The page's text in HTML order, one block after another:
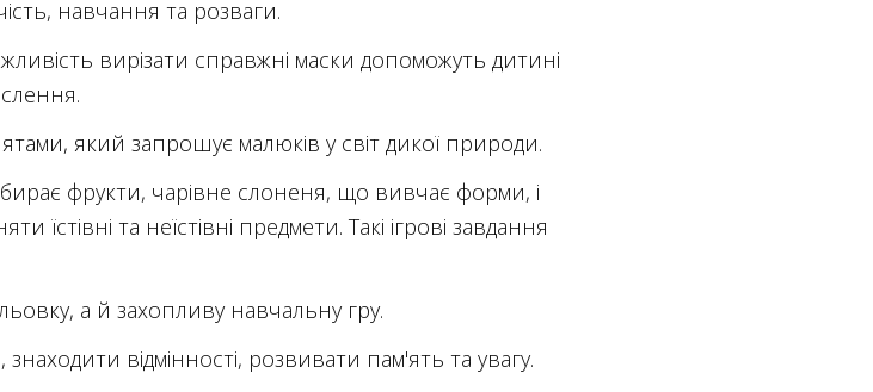
навчання та розваги.
вирізати справжні маски допоможуть дитині
який запрошує малюків у світ дикої природи.
фрукти, чарівне слоненя, що вивчає форми, і
та неїстівні предмети. Такі ігрові завдання
а й захопливу навчальну гру.
відмінності, розвивати пам'ять та увагу.